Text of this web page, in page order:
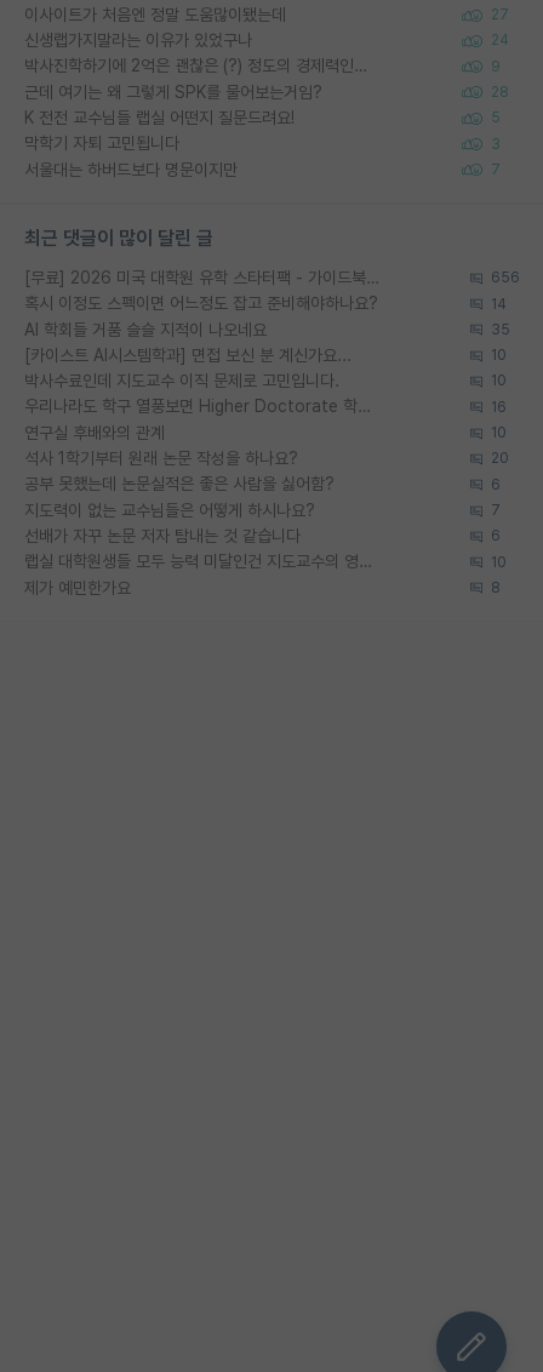
이사이트가 처음엔 정말 도움많이됐는데 27
신생랩가지말라는 이유가 있었구나 24
박사진학하기에 2억은 괜찮은 (?) 정도의 경제력인가요 9
근데 여기는 왜 그렇게 SPK를 물어보는거임? 28
K 전전 교수님들 랩실 어떤지 질문드려요! 5
막학기 자퇴 고민됩니다 3
서울대는 하버드보다 명문이지만 7
최근 댓글이 많이 달린 글
[무료] 2026 미국 대학원 유학 스타터팩 - 가이드북 & 합격자 컨택메일 템플릿 656
혹시 이정도 스펙이면 어느정도 잡고 준비해야하나요? 14
AI 학회들 거품 슬슬 지적이 나오네요 35
[카이스트 AI시스템학과] 면접 보신 분 계신가요... 10
박사수료인데 지도교수 이직 문제로 고민입니다. 10
우리나라도 학구 열풍보면 Higher Doctorate 학위가 필요하다고 봅니다. 16
연구실 후배와의 관계 10
석사 1학기부터 원래 논문 작성을 하나요? 20
공부 못했는데 논문실적은 좋은 사람을 싫어함? 6
지도력이 없는 교수님들은 어떻게 하시나요? 7
선배가 자꾸 논문 저자 탐내는 것 같습니다 6
랩실 대학원생들 모두 능력 미달인건 지도교수의 영향 아닌가? 10
제가 예민한가요 8